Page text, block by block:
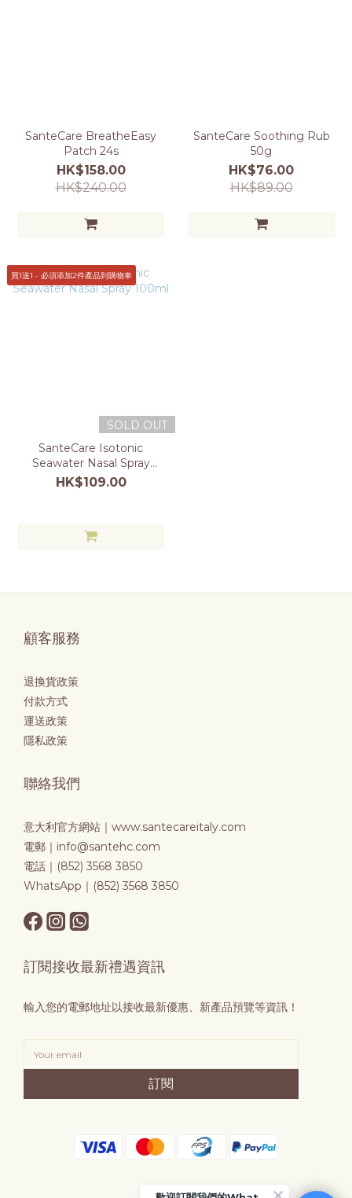
SanteCare BreatheEasy
Patch 24s
HK$158.00
HK$240.00
SanteCare Soothing Rub
50g
HK$76.00
HK$89.00
買1送1 - 必須添加2件產品到購物車
SOLD OUT
SanteCare Isotonic
Seawater Nasal Spray
100ml
HK$109.00
顧客服務
退換貨政策
付款方式
運送政策
隱私政策
聯絡我們
意大利官方網站｜ www.santecareitaly.com
電郵｜info@santehc.com
電話｜(852) 3568 3850
WhatsApp｜(852) 3568 3850
訂閱接收最新禮遇資訊
輸入您的電郵地址以接收最新優惠、新產品預覽等資訊！
訂閱